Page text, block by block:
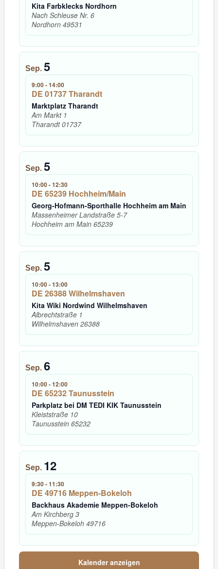
Kita Farbklecks Nordhorn
Nach Schleuse Nr. 6
Nordhorn 49531
Sep. 5
9:00-14:00
DE 01737 Tharandt
Marktplatz Tharandt
Am Markt 1
Tharandt01737
Sep. 5
10:00-12:30
DE 65239 Hochheim/Main
Georg-Hofmann-Sporthalle Hochheim am Main
Massenheimer Landstraße 5-7
Hochheim am Main 65239
Sep. 5
10:00-13:00
DE 26388 Wilhelmshaven
Kita Wiki Nordwind Wilhelmshaven
Albrechtstraße 1
Wilhelmshaven 26388
Sep. 6
10:00-12:00
DE 65232 Taunusstein
Parkplatz bei DM TEDI KIK Taunusstein
Kleiststraße 10
Taunusstein 65232
Sep. 12
9:30-11:30
DE 49716 Meppen-Bokeloh
Backhaus Akademie Meppen-Bokeloh
Am Kirchberg 3
Meppen-Bokeloh 49716
Kalender anzeigen